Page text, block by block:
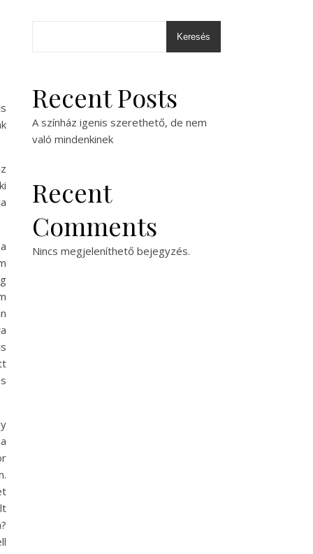
Keresés
Recent Posts
A színház igenis szerethető, de nem
való mindenkinek
Recent
Comments
Nincs megjeleníthető bejegyzés.